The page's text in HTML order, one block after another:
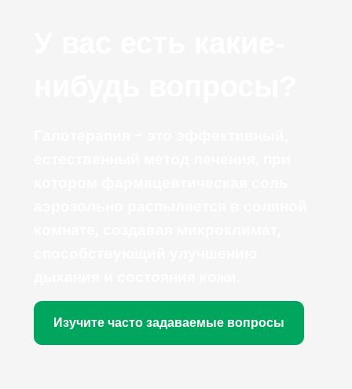
Изучите часто задаваемые вопросы